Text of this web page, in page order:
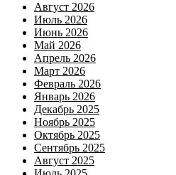
Август 2026
Июль 2026
Июнь 2026
Май 2026
Апрель 2026
Март 2026
Февраль 2026
Январь 2026
Декабрь 2025
Ноябрь 2025
Октябрь 2025
Сентябрь 2025
Август 2025